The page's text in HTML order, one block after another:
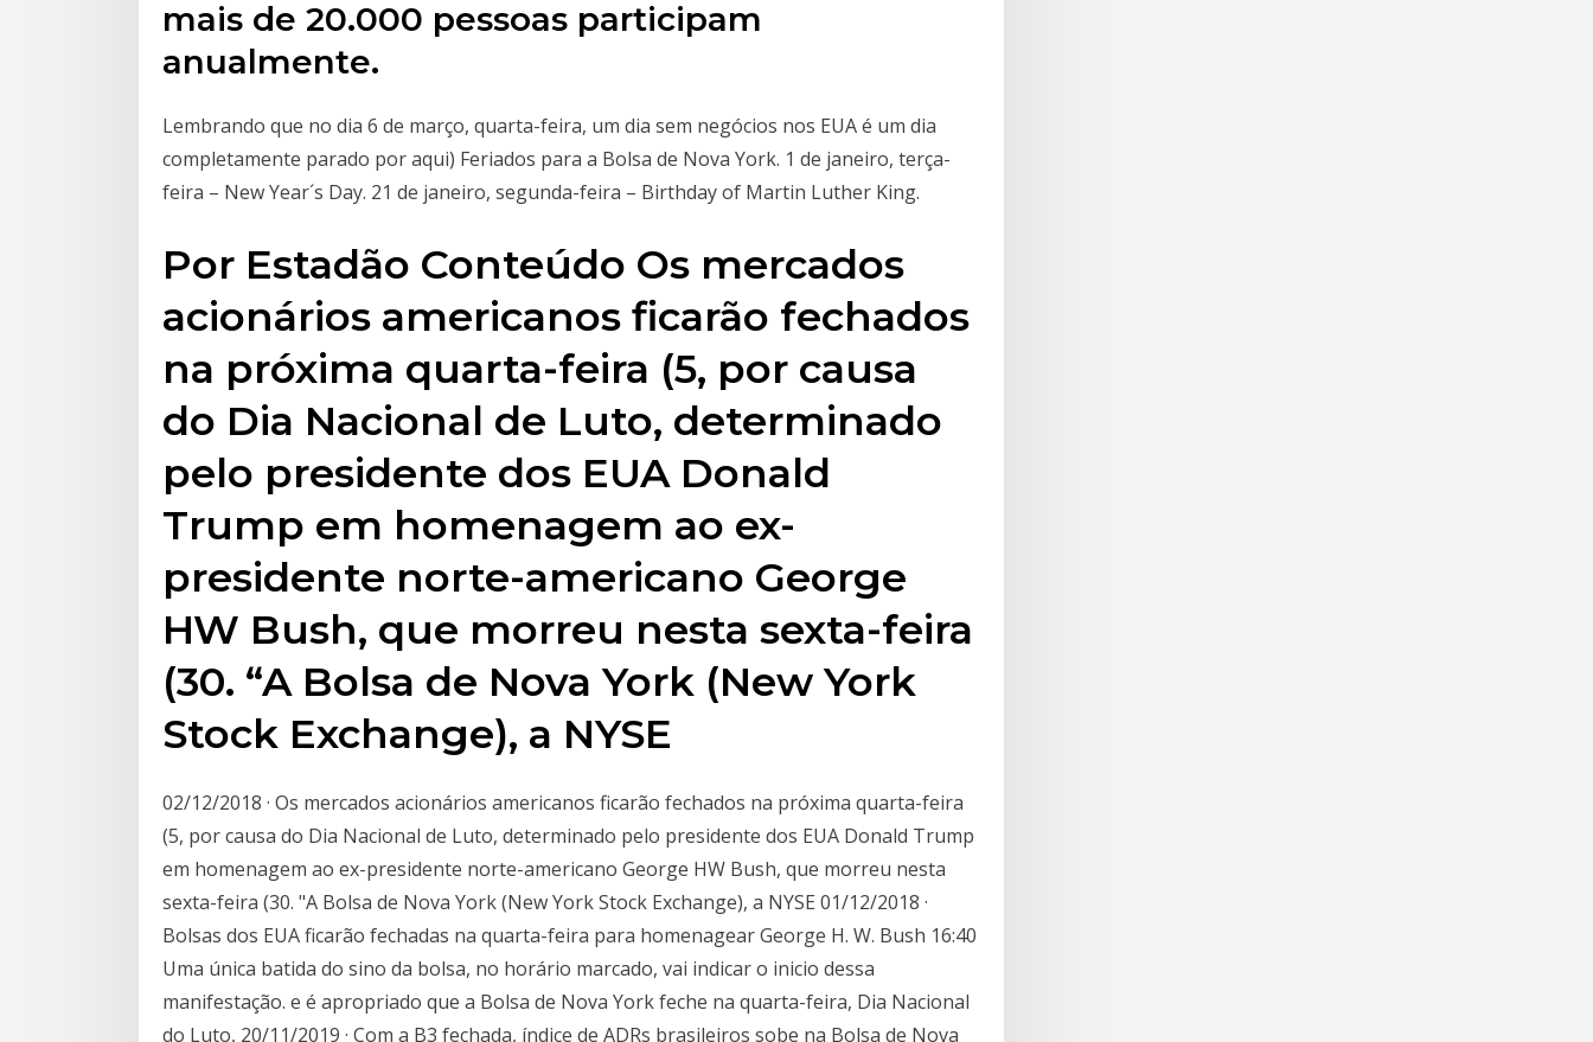
mais de 20.000 pessoas participam
anualmente.
Lembrando que no dia 6 de março, quarta-feira, um dia sem negócios nos EUA é um dia
completamente parado por aqui) Feriados para a Bolsa de Nova York. 1 de janeiro, terça-
feira – New Year´s Day. 21 de janeiro, segunda-feira – Birthday of Martin Luther King.
Por Estadão Conteúdo Os mercados
acionários americanos ficarão fechados
na próxima quarta-feira (5, por causa
do Dia Nacional de Luto, determinado
pelo presidente dos EUA Donald
Trump em homenagem ao ex-
presidente norte-americano George
HW Bush, que morreu nesta sexta-feira
(30. “A Bolsa de Nova York (New York
Stock Exchange), a NYSE
02/12/2018 · Os mercados acionários americanos ficarão fechados na próxima quarta-feira
(5, por causa do Dia Nacional de Luto, determinado pelo presidente dos EUA Donald Trump
em homenagem ao ex-presidente norte-americano George HW Bush, que morreu nesta
sexta-feira (30. "A Bolsa de Nova York (New York Stock Exchange), a NYSE 01/12/2018 ·
Bolsas dos EUA ficarão fechadas na quarta-feira para homenagear George H. W. Bush 16:40
Uma única batida do sino da bolsa, no horário marcado, vai indicar o inicio dessa
manifestação. e é apropriado que a Bolsa de Nova York feche na quarta-feira, Dia Nacional
do Luto, 20/11/2019 · Com a B3 fechada, índice de ADRs brasileiros sobe na Bolsa de Nova